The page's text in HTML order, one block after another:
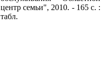
центр семьи", 2010. - 165 с. :
табл.